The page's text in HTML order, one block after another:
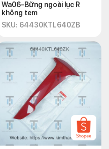
Wa06-Bững ngoài lục R
không tem
SKU: 64430KTL640ZB